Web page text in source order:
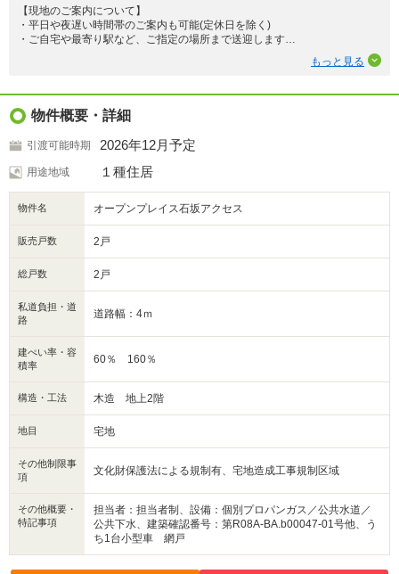
【現地のご案内について】
・平日や夜遅い時間帯のご案内も可能(定休日を除く)
・ご自宅や最寄り駅など、ご指定の場所まで送迎します
・経験豊富なスタッフが、物件詳細を丁寧にご説明いたします
【個別FP相談会（無料）】
住宅ローン・資金のご相談をしたいという方も大歓迎◎
・他社様で住宅ローンが難しいと言われた方
・転職したてで審査に不安がある方
・お借入れがある方（お車／カード／キャッシング／リボ）等
・お支払いが不安な方
・頭金のご準備に不安のある方
お気軽にご連絡、ご相談くださいませ！
もっと見る
物件概要・詳細
引渡可能時期 2026年12月予定
用途地域 １種住居
物件名 オープンプレイス石坂アクセス
販売戸数 2戸
総戸数 2戸
私道負担・道
路
道路幅：4ｍ
建ぺい率・容
積率
60％ 160％
構造・工法 木造 地上2階
地目 宅地
その他制限事
項
文化財保護法による規制有、宅地造成工事規制区域
その他概要・
特記事項
担当者：担当者制、設備：個別プロパンガス／公共水道／
公共下水、建築確認番号：第R08A-BA.b00047-01号他、う
ち1台小型車 網戸